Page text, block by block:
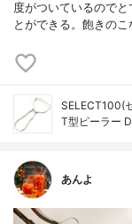
度がついているので
とができる。飽きの
SELECT100(
T型ピーラー
あんよ